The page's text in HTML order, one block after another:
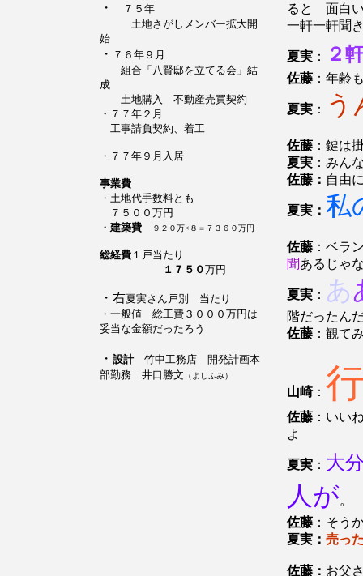
・
７５年
土地さがしメンバー拡大開
始
・ ７６年９月
組合「八賢邸を立てる会」結
成
土地購入 不動産売買契約
・７７年２月
工事請負契約、着工
・７７年９月入居
事業費
・土地代手数料とも
７５００万円
・ 建築費 ９２０万×８＝７３６０万円
総経費 １戸当たり
１７５０万円
・右夏実さん戸別 当たり
・一般値 総工費３０００万円は
妥当な金額だったろう
・ 設計竹中工務店 開発計画本
部勤務 井口勝文 （よしふみ）
ると 面白い
一軒一軒聞
夏実 ： ２
佐藤 ：年齢
夏実 ： う
佐藤 ：鍵は
夏実 ：みん
佐藤： 自由
夏実： 私
佐藤 ：ベラ
聞あるじゃ
夏実 ： あ
階だったん
佐藤 ：観て
山崎：
佐藤 ：いい
よ
夏実 ： 大
人が。
佐藤 ：そ
夏実： 売っ
佐藤： お父